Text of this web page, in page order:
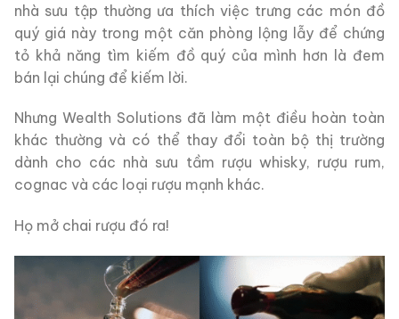
nhà sưu tập thường ưa thích việc trưng các món đồ
quý giá này trong một căn phòng lộng lẫy để chứng
tỏ khả năng tìm kiếm đồ quý của mình hơn là đem
bán lại chúng để kiếm lời.
Nhưng Wealth Solutions đã làm một điều hoàn toàn
khác thường và có thể thay đổi toàn bộ thị trường
dành cho các nhà sưu tầm rượu whisky, rượu rum,
cognac và các loại rượu mạnh khác.
Họ mở chai rượu đó ra!